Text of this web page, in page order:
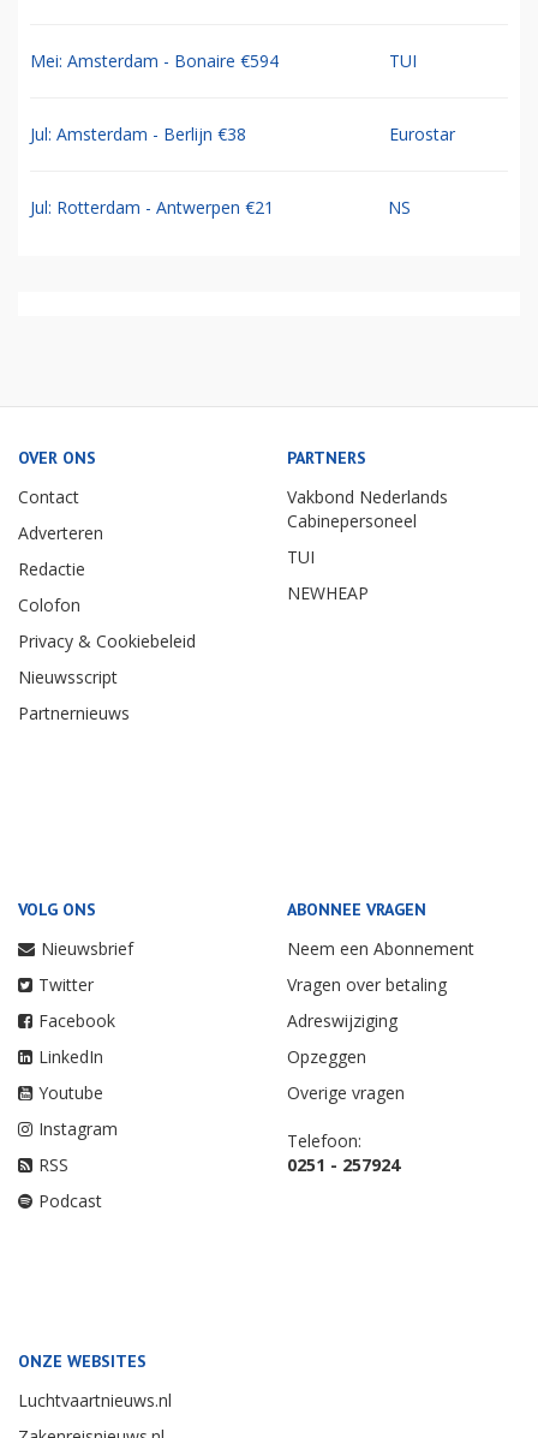
Mei: Amsterdam - Bonaire €594 TUI
Jul: Amsterdam - Berlijn €38 Eurostar
Jul: Rotterdam - Antwerpen €21 NS
OVER ONS
Contact
Adverteren
Redactie
Colofon
Privacy & Cookiebeleid
Nieuwsscript
Partnernieuws
PARTNERS
Vakbond Nederlands
Cabinepersoneel
TUI
NEWHEAP
VOLG ONS
Nieuwsbrief
Twitter
Facebook
LinkedIn
Youtube
Instagram
RSS
Podcast
ABONNEE VRAGEN
Neem een Abonnement
Vragen over betaling
Adreswijziging
Opzeggen
Overige vragen
Telefoon:
0251 - 257924
ONZE WEBSITES
Luchtvaartnieuws.nl